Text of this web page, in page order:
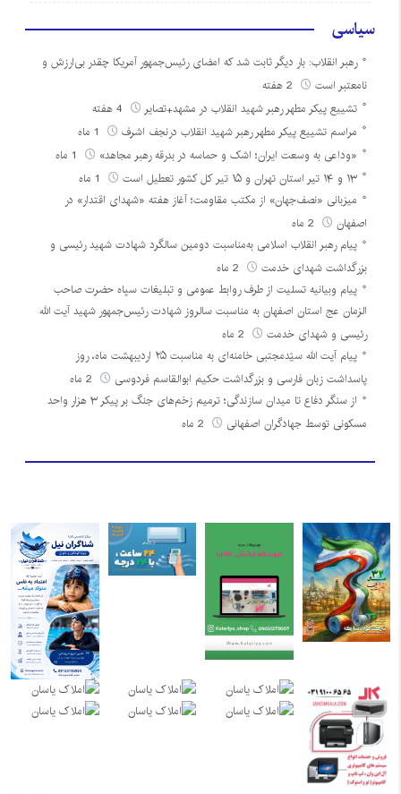
سیاسی
رهبر انقلاب: بار دیگر ثابت شد که امضای رئیس‌جمهور آمریکا چقدر بی‌ارزش و
نامعتبر است
تشییع پیکر مطهر رهبر شهید انقلاب در مشهد+تصایر
مراسم تشییع پیکر مطهر رهبر شهید انقلاب درنجف اشرف
«وداعی به وسعت ایران؛ اشک و حماسه در بدرقه رهبر مجاهد»
۱۳ و ۱۴ تیر استان تهران و ۱۵ تیر کل کشور تعطیل است
میزبانی «نصف‌جهان» از مکتب مقاومت؛ آغاز هفته «شهدای اقتدار» در
اصفهان
پیام رهبر انقلاب اسلامی به‌مناسبت دومین سالگرد شهادت شهید رئیسی و
بزرگداشت شهدای خدمت
پیام وبیانیه تسلیت از طرف روابط عمومی و تبلیغات سپاه حضرت صاحب
الزمان عج استان اصفهان به مناسبت سالروز شهادت رئیس‌جمهور شهید آیت الله
رئیسی و شهدای خدمت
پیام آیت الله سیّدمجتبی خامنه‌ای به مناسبت ۲۵ اردیبهشت ماه، روز
پاسداشت زبان فارسی و بزرگداشت حکیم ابوالقاسم فردوسی
از سنگر دفاع تا میدان سازندگی؛ ترمیم زخم‌های جنگ بر پیکر ۳ هزار واحد
مسکونی توسط جهادگران اصفهانی